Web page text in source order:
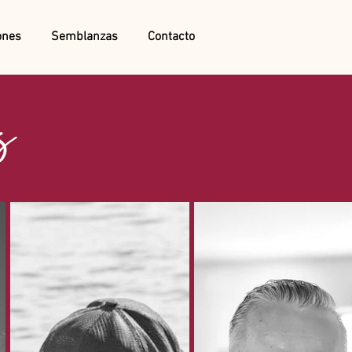
Semblanzas Contacto